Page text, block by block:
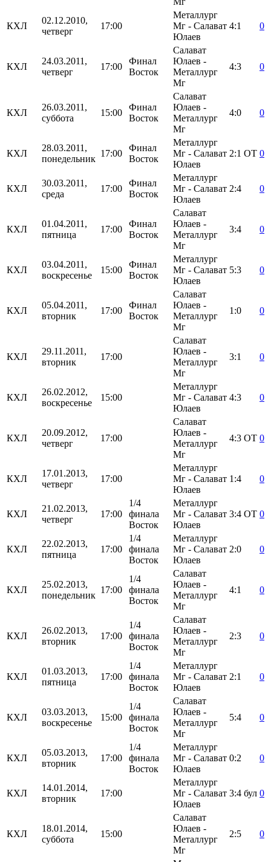
КХЛ
02.12.2010,
четверг
17:00
Металлург
Мг - Салават
Юлаев
4:1 0
КХЛ
24.03.2011,
четверг
17:00
Финал
Восток
Салават
Юлаев -
Металлург
Мг
4:3 0
КХЛ
26.03.2011,
суббота
15:00
Финал
Восток
Салават
Юлаев -
Металлург
Мг
4:0 0
КХЛ
28.03.2011,
понедельник
17:00
Финал
Восток
Металлург
Мг - Салават
Юлаев
2:1 ОТ 0
КХЛ
30.03.2011,
среда
17:00
Финал
Восток
Металлург
Мг - Салават
Юлаев
2:4 0
КХЛ
01.04.2011,
пятница
17:00
Финал
Восток
Салават
Юлаев -
Металлург
Мг
3:4 0
КХЛ
03.04.2011,
воскресенье
15:00
Финал
Восток
Металлург
Мг - Салават
Юлаев
5:3 0
КХЛ
05.04.2011,
вторник
17:00
Финал
Восток
Салават
Юлаев -
Металлург
Мг
1:0 0
КХЛ
29.11.2011,
вторник
17:00
Салават
Юлаев -
Металлург
Мг
3:1 0
КХЛ
26.02.2012,
воскресенье
15:00
Металлург
Мг - Салават
Юлаев
4:3 0
КХЛ
20.09.2012,
четверг
17:00
Салават
Юлаев -
Металлург
Мг
4:3 ОТ 0
КХЛ
17.01.2013,
четверг
17:00
Металлург
Мг - Салават
Юлаев
1:4 0
КХЛ
21.02.2013,
четверг
17:00
1/4
финала
Восток
Металлург
Мг - Салават
Юлаев
3:4 ОТ 0
КХЛ
22.02.2013,
пятница
17:00
1/4
финала
Восток
Металлург
Мг - Салават
Юлаев
2:0 0
КХЛ
25.02.2013,
понедельник
17:00
1/4
финала
Восток
Салават
Юлаев -
Металлург
Мг
4:1 0
КХЛ
26.02.2013,
вторник
17:00
1/4
финала
Восток
Салават
Юлаев -
Металлург
Мг
2:3 0
КХЛ
01.03.2013,
пятница
17:00
1/4
финала
Восток
Металлург
Мг - Салават
Юлаев
2:1 0
КХЛ
03.03.2013,
воскресенье
15:00
1/4
финала
Восток
Салават
Юлаев -
Металлург
Мг
5:4 0
КХЛ
05.03.2013,
вторник
17:00
1/4
финала
Восток
Металлург
Мг - Салават
Юлаев
0:2 0
КХЛ
14.01.2014,
вторник
17:00
Металлург
Мг - Салават
Юлаев
3:4 бул 0
КХЛ
18.01.2014,
суббота
15:00
Салават
Юлаев -
Металлург
Мг
2:5 0